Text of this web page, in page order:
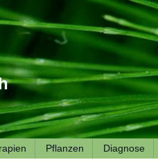
Pflanzen Diagnose